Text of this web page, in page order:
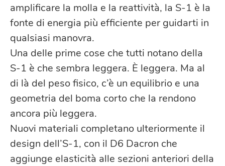
amplificare la molla e la reattività, la S-1 è la
fonte di energia più efficiente per guidarti in
qualsiasi manovra.
Una delle prime cose che tutti notano della
S-1 è che sembra leggera. È leggera. Ma al
di là del peso fisico, c’è un equilibrio e una
geometria del boma corto che la rendono
ancora più leggera.
Nuovi materiali completano ulteriormente il
design dell’S-1, con il D6 Dacron che
aggiunge elasticità alle sezioni anteriori della